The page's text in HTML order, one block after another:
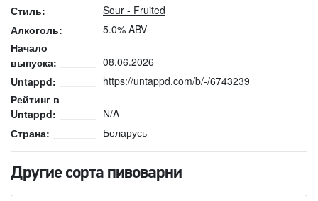
Стиль:
Sour - Fruited
Алкоголь:
5.0% ABV
Начало
выпуска:
08.06.2026
Untappd:
https://untappd.com/b/-/6743239
Рейтинг в
Untappd:
N/A
Страна:
Беларусь
Другие сорта пивоварни